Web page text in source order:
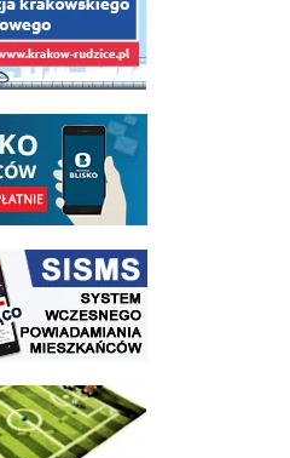
- BLISKO, Gmina Wieliczka w aplikacji Blisko
wczesnego ostrzegania mieszkańców SISMS
Wielickie Orliki